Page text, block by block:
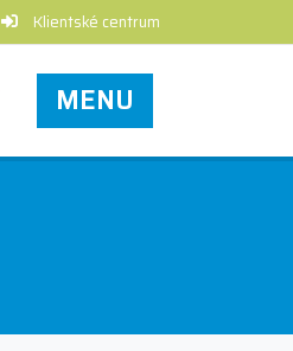
Klientské centrum
MENU